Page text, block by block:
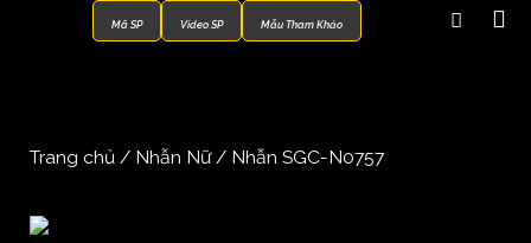
Mã SP Video SP Mẫu Tham Khảo
Trang chủ / Nhẫn Nữ/ Nhẫn SGC-N0757